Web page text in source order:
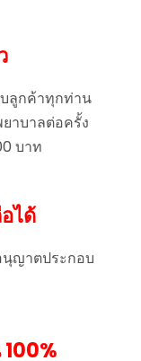
บลูกค้าทุกท่าน
าบาลต่อครั้ง
บาท
ได้
นุญาตประกอบ